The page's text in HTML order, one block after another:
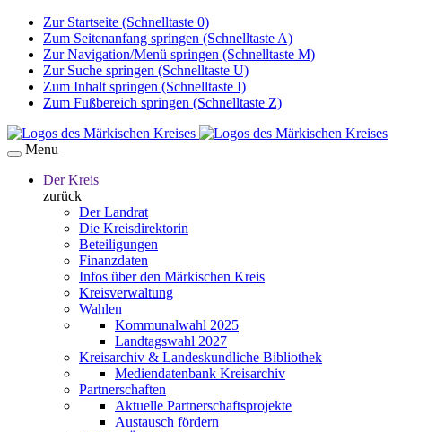
Zur Startseite (Schnelltaste 0)
Zum Seitenanfang springen (Schnelltaste A)
Zur Navigation/Menü springen (Schnelltaste M)
Zur Suche springen (Schnelltaste U)
Zum Inhalt springen (Schnelltaste I)
Zum Fußbereich springen (Schnelltaste Z)
Menu
Der Kreis
zurück
Der Landrat
Die Kreisdirektorin
Beteiligungen
Finanzdaten
Infos über den Märkischen Kreis
Kreisverwaltung
Wahlen
Kommunalwahl 2025
Landtagswahl 2027
Kreisarchiv & Landeskundliche Bibliothek
Mediendatenbank Kreisarchiv
Partnerschaften
Aktuelle Partnerschaftsprojekte
Austausch fördern